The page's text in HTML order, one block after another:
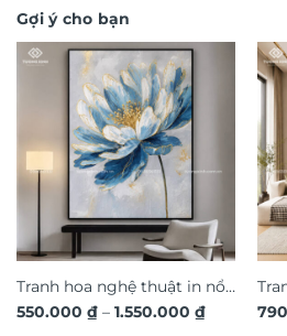
Gợi ý cho bạn
Tranh hoa nghệ thuật in nổi
3D hiệu ứng dát vàng sang
550.000 ₫ – 1.550.000 ₫Khoảng3D